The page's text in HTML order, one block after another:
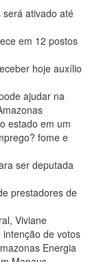
será ativado até
em 12 postos
hoje auxílio
ajudar na
estado em um
fome e
ser deputada
prestadores de
Viviane
de votos
Energia